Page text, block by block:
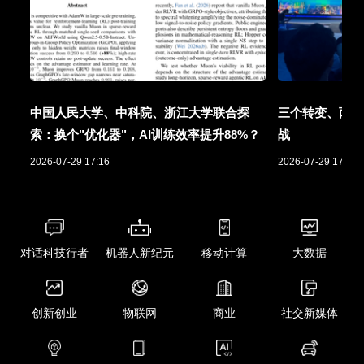
中国人民大学、中科院、浙江大学联合探
索：换个"优化器"，AI训练效率提升88%？
2026-07-29 17:16
三个转变、两
战
2026-07-29 17:01
对话科技行者 机器人新纪元 移动计算 大数据
创新创业 物联网 商业 社交新媒体